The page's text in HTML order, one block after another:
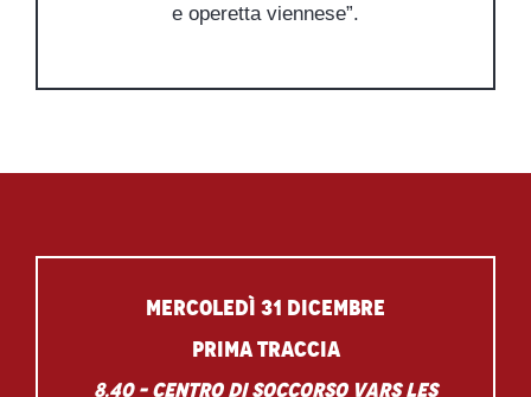
e operetta viennese”.
MERCOLEDÌ 31 DICEMBRE
PRIMA TRACCIA
8.40 – Centro di soccorso Vars les